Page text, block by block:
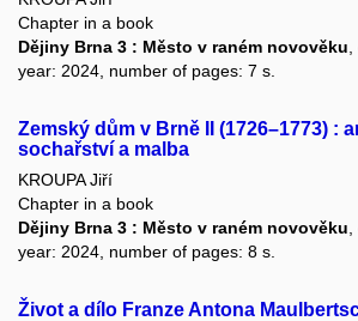
Chapter in a book
Dějiny Brna 3 : Město v raném novověku,
year: 2024, number of pages: 7 s.
Zemský dům v Brně II (1726–1773) :
sochařství a malba
KROUPA Jiří
Chapter in a book
Dějiny Brna 3 : Město v raném novověku
year: 2024, number of pages: 8 s.
Život a dílo Franze Antona